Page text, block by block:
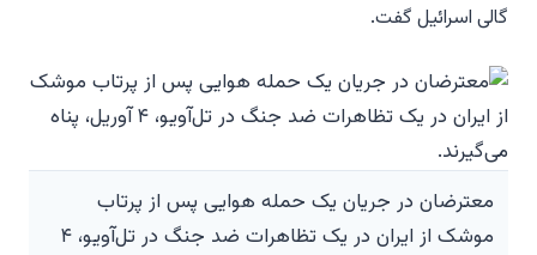
گالی اسرائیل گفت.
معترضان در جریان یک حمله هوایی پس از پرتاب
موشک از ایران در یک تظاهرات ضد جنگ در تل‌آویو، ۴